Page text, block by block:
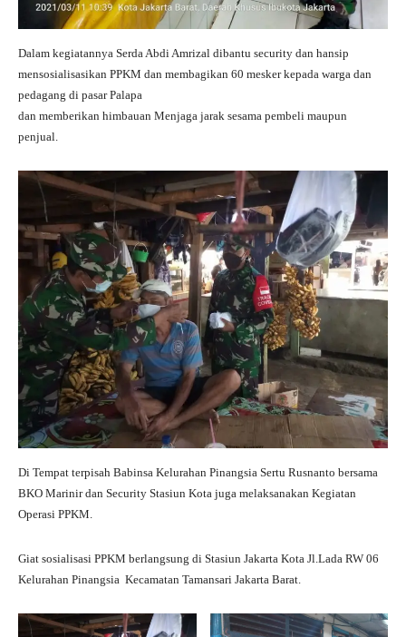
Dalam kegiatannya Serda Abdi Amrizal dibantu security dan hansip
mensosialisasikan PPKM dan membagikan 60 mesker kepada warga dan
pedagang di pasar Palapa
dan memberikan himbauan Menjaga jarak sesama pembeli maupun
penjual.
Di Tempat terpisah Babinsa Kelurahan Pinangsia Sertu Rusnanto bersama
BKO Marinir dan Security Stasiun Kota juga melaksanakan Kegiatan
Operasi PPKM.
Giat sosialisasi PPKM berlangsung di Stasiun Jakarta Kota Jl.Lada RW 06
Kelurahan Pinangsia Kecamatan Tamansari Jakarta Barat.